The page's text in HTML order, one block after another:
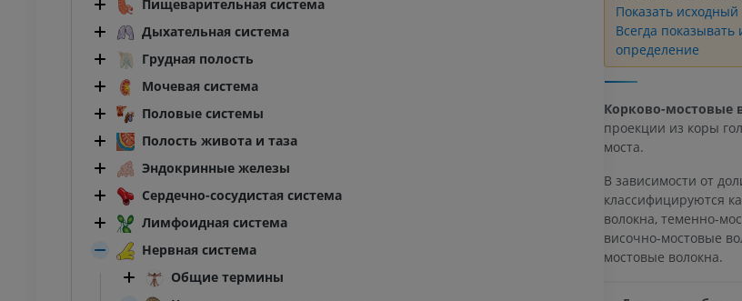
Пищеварительная система
Дыхательная система
Грудная полость
Мочевая система
Половые системы
Полость живота и таза
Эндокринные железы
Сердечно-сосудистая система
Лимфоидная система
Нервная система
Общие термины
Показать исходный
Всегда показывать
определение
Корково-мостовые
проекции из коры
моста.
В зависимости от
классифицируются
волокна, теменно-
височно-мостовые
мостовые волокна.